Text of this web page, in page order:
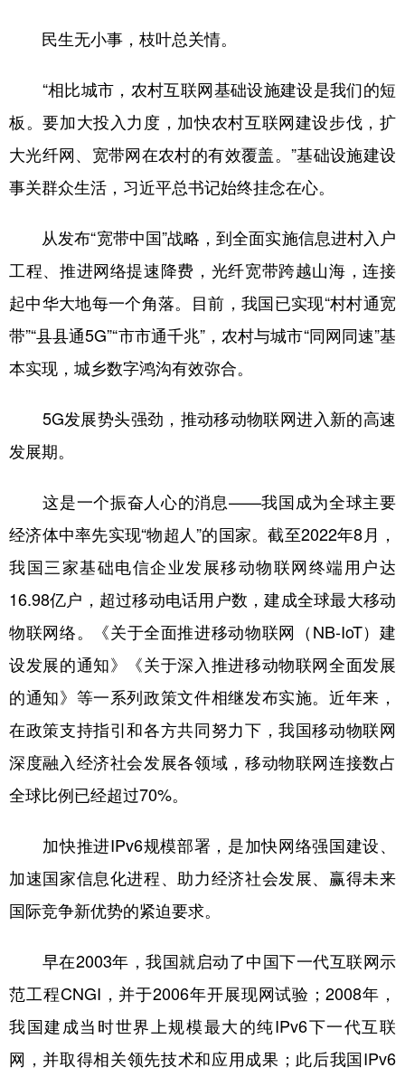
民生无小事，枝叶总关情。
“相比城市，农村互联网基础设施建设是我们的短
板。要加大投入力度，加快农村互联网建设步伐，扩
大光纤网、宽带网在农村的有效覆盖。”基础设施建设
事关群众生活，习近平总书记始终挂念在心。
从发布“宽带中国”战略，到全面实施信息进村入户
工程、推进网络提速降费，光纤宽带跨越山海，连接
起中华大地每一个角落。目前，我国已实现“村村通宽
带”“县县通5G”“市市通千兆”，农村与城市“同网同速”基
本实现，城乡数字鸿沟有效弥合。
5G发展势头强劲，推动移动物联网进入新的高速
发展期。
这是一个振奋人心的消息——我国成为全球主要
经济体中率先实现“物超人”的国家。截至2022年8月，
我国三家基础电信企业发展移动物联网终端用户达
16.98亿户，超过移动电话用户数，建成全球最大移动
物联网络。《关于全面推进移动物联网（NB-IoT）建
设发展的通知》《关于深入推进移动物联网全面发展
的通知》等一系列政策文件相继发布实施。近年来，
在政策支持指引和各方共同努力下，我国移动物联网
深度融入经济社会发展各领域，移动物联网连接数占
全球比例已经超过70%。
加快推进IPv6规模部署，是加快网络强国建设、
加速国家信息化进程、助力经济社会发展、赢得未来
国际竞争新优势的紧迫要求。
早在2003年，我国就启动了中国下一代互联网示
范工程CNGI，并于2006年开展现网试验；2008年，
我国建成当时世界上规模最大的纯IPv6下一代互联
网，并取得相关领先技术和应用成果；此后我国IPv6